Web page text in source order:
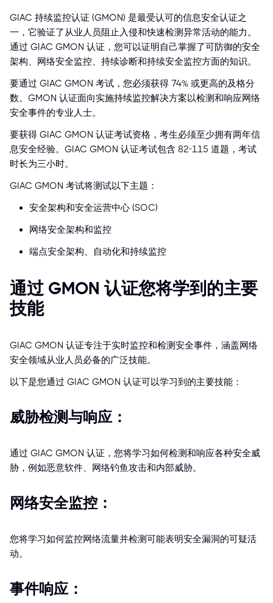
GIAC 持续监控认证 (GMON) 是最受认可的信息安全认证之
一，它验证了从业人员阻止入侵和快速检测异常活动的能力。
通过 GIAC GMON 认证，您可以证明自己掌握了可防御的安全
架构、网络安全监控、持续诊断和持续安全监控方面的知识。
要通过 GIAC GMON 考试，您必须获得 74% 或更高的及格分
数。GMON 认证面向实施持续监控解决方案以检测和响应网络
安全事件的专业人士。
要获得 GIAC GMON 认证考试资格，考生必须至少拥有两年信
息安全经验。GIAC GMON 认证考试包含 82-115 道题，考试
时长为三小时。
GIAC GMON 考试将测试以下主题：
安全架构和安全运营中心 (SOC)
网络安全架构和监控
端点安全架构、自动化和持续监控
通过 GMON 认证您将学到的主要
技能
GIAC GMON 认证专注于实时监控和检测安全事件，涵盖网络
安全领域从业人员必备的广泛技能。
以下是您通过 GIAC GMON 认证可以学习到的主要技能：
威胁检测与响应：
通过 GIAC GMON 认证，您将学习如何检测和响应各种安全威
胁，例如恶意软件、网络钓鱼攻击和内部威胁。
网络安全监控：
您将学习如何监控网络流量并检测可能表明安全漏洞的可疑活
动。
事件响应：